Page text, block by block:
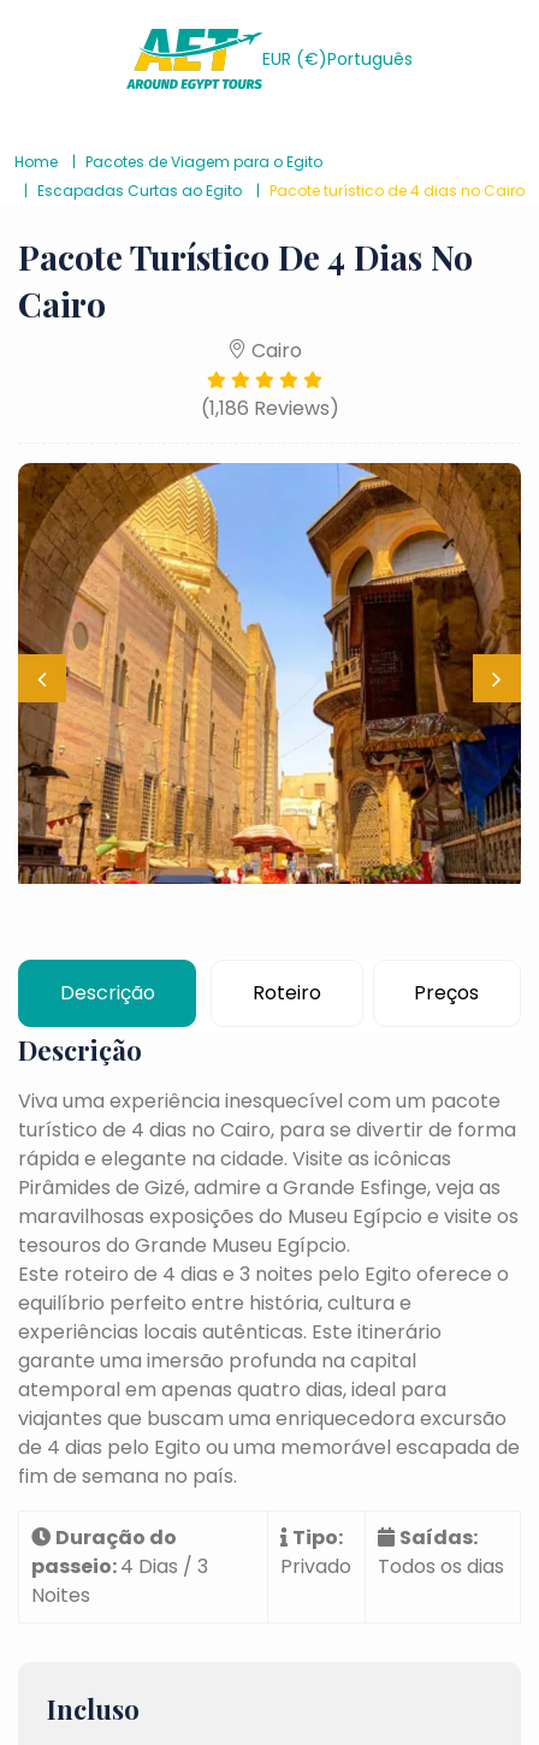
EUR (€)Português
Home
Pacotes de Viagem para o Egito
Escapadas Curtas ao Egito
Pacote turístico de 4 dias no Cairo
Pacote Turístico De 4 Dias No
Cairo
Cairo
(1,186 Reviews)
Descrição Roteiro Preços
Descrição
Viva uma experiência inesquecível com um pacote
turístico de 4 dias no Cairo, para se divertir de forma
rápida e elegante na cidade. Visite as icônicas
Pirâmides de Gizé, admire a Grande Esfinge, veja as
maravilhosas exposições do Museu Egípcio e visite os
tesouros do Grande Museu Egípcio.
Este roteiro de 4 dias e 3 noites pelo Egito oferece o
equilíbrio perfeito entre história, cultura e
experiências locais autênticas. Este itinerário
garante uma imersão profunda na capital
atemporal em apenas quatro dias, ideal para
viajantes que buscam uma enriquecedora excursão
de 4 dias pelo Egito ou uma memorável escapada de
fim de semana no país.
Duração do
passeio:4 Dias / 3
Noites
Tipo:
Privado
Saídas:
Todos os dias
Incluso